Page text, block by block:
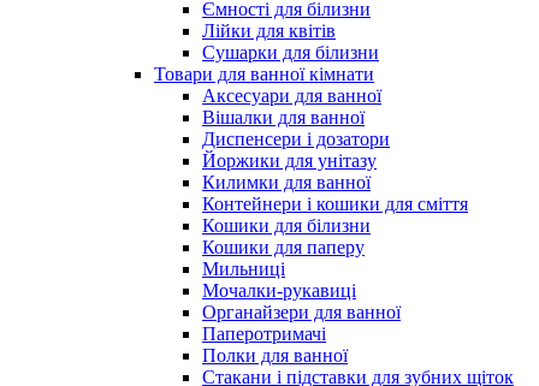
Ємності для білизни
Лійки для квітів
Сушарки для білизни
Товари для ванної кімнати
Аксесуари для ванної
Вішалки для ванної
Диспенсери і дозатори
Йоржики для унітазу
Килимки для ванної
Контейнери і кошики для сміття
Кошики для білизни
Кошики для паперу
Мильниці
Мочалки-рукавиці
Органайзери для ванної
Паперотримачі
Полки для ванної
Стакани і підставки для зубних щіток